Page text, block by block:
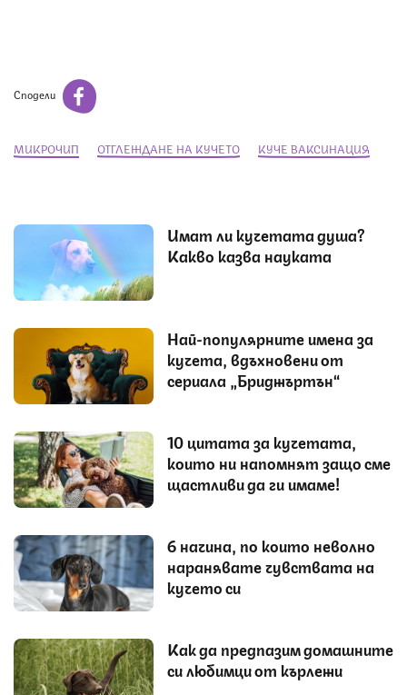
Сподели
МИКРОЧИП ОТГЛЕЖДАНЕ НА КУЧЕТО КУЧЕ ВАКСИНАЦИЯ
Имат ли кучетата душа?
Какво казва науката
Най-популярните имена за
кучета, вдъхновени от
сериала „Бриджъртън“
10 цитата за кучетата,
които ни напомнят защо сме
щастливи да ги имаме!
6 начина, по които неволно
наранявате чувствата на
кучето си
Как да предпазим домашните
си любимци от кърлежи